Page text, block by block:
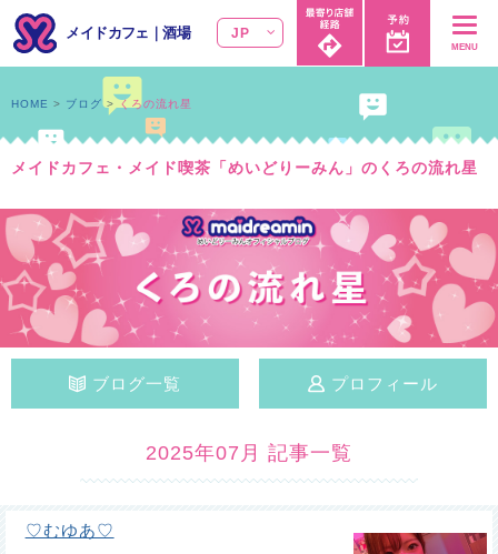
メイドカフェ ｜酒場 JP
MENU
メイドカフェ・メイド喫茶「めいどりーみん」のくろの流れ星
HOME ブログ くろの流れ星
ブログ一覧 プロフィール
2025年07月 記事一覧
♡むゆあ♡